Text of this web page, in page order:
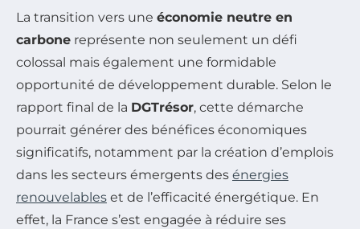
La transition vers une économie neutre en
carbone représente non seulement un défi
colossal mais également une formidable
opportunité de développement durable. Selon le
rapport final de la DGTrésor, cette démarche
pourrait générer des bénéfices économiques
significatifs, notamment par la création d’emplois
dans les secteurs émergents des énergies
renouvelables et de l’efficacité énergétique. En
effet, la France s’est engagée à réduire ses